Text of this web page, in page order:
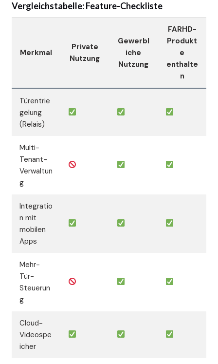
Vergleichstabelle: Feature-Checkliste
Merkmal
Private
Nutzung
Gewerbl
iche
Nutzung
FARHD-
Produkt
e
enthalte
n
Türentrie
gelung
(Relais)
Multi-
Tenant-
Verwaltun
g
Integratio
n mit
mobilen
Apps
Mehr-
Tür-
Steuerun
g
Cloud-
Videospe
icher